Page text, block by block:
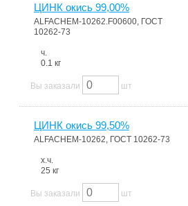
ЦИНК окись 99,00%
ALFACHEM-10262.F00600, ГОСТ
10262-73
ч.
0.1 кг
Вы заказали шт
ЦИНК окись 99,50%
ALFACHEM-10262, ГОСТ 10262-73
х.ч.
25 кг
Вы заказали шт